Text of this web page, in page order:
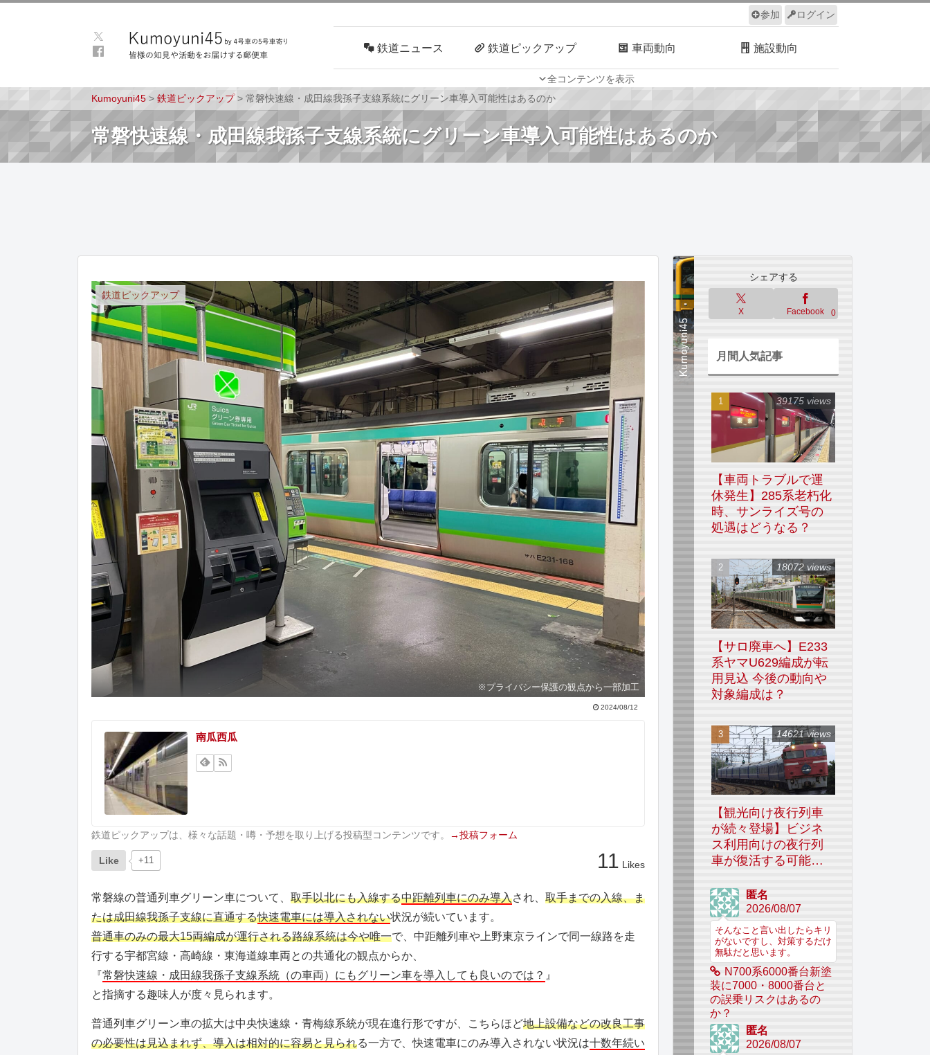
ログイン
参加
全コンテンツを表示
鉄道ニュース 鉄道ピックアップ 車両動向 施設動向
車両技術 路線探訪 ルール サイトについて
Kumoyuni45 > 鉄道ピックアップ> 常磐快速線・成田線我孫子支線系統にグリーン車導入可能性はあるのか
常磐快速線・成田線我孫子支線系統にグリーン車導入可能性はあるのか
鉄道ピックアップ
※プライバシー保護の観点から一部加工
2024/08/12
南瓜西瓜
鉄道ピックアップは、様々な話題・噂・予想を取り上げる投稿型コンテンツです。 →投稿フォーム
Like +11 11 Likes
常磐線の普通列車グリーン車について、 取手以北にも入線する中距離列車にのみ導入され、 取手までの入線、ま
たは成田線我孫子支線に直通する快速電車には導入されない状況が続いています。
普通車のみの最大15両編成が運行される路線系統は今や唯一で、中距離列車や上野東京ラインで同一線路を走
行する宇都宮線・高崎線・東海道線車両との共通化の観点からか、
『常磐快速線・成田線我孫子支線系統（の車両）にもグリーン車を導入しても良いのでは？ 』
と指摘する趣味人が度々見られます。
普通列車グリーン車の拡大は中央快速線・青梅線系統が現在進行形ですが、こちらほど地上設備などの改良工事
の必要性は見込まれず、導入は相対的に容易と見られる一方で、快速電車にのみ導入されない状況は十数年続い
シェアする
X Facebook 0
月間人気記事
【車両トラブルで運
休発生】285系老朽化
時、サンライズ号の
処遇はどうなる？
39175 views
【サロ廃車へ】E233
系ヤマU629編成が転
用見込 今後の動向や
対象編成は？
18072 views
【観光向け夜行列車
が続々登場】ビジネ
ス利用向けの夜行列
車が復活する可能性
14621 views
匿名
2026/08/07
そんなこと言い出したらキリ
がないですし、対策するだけ
無駄だと思います。
N700系6000番台新塗
装に7000・8000番台と
の誤乗リスクはあるの
か？
匿名
2026/08/07